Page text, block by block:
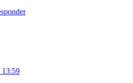
13:59